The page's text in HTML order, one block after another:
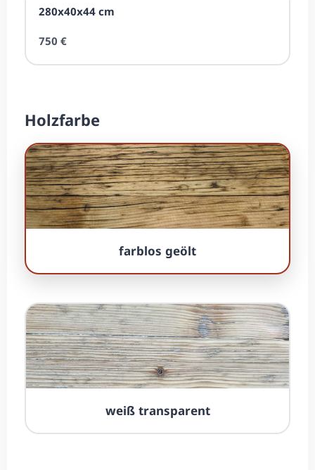
280x40x44 cm
750 €
Holzfarbe
farblos geölt
weiß trans­parent